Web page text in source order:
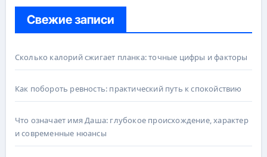
Свежие записи
Сколько калорий сжигает планка: точные цифры и факторы
Как побороть ревность: практический путь к спокойствию
Что означает имя Даша: глубокое происхождение, характер
и современные нюансы